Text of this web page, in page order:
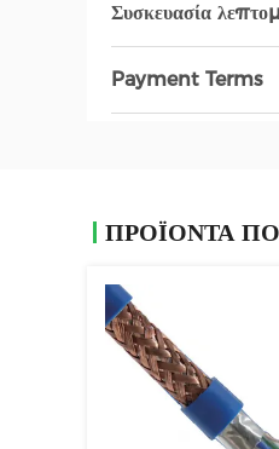
Συσκευασία
Payment Terms